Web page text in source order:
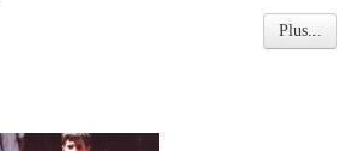
Plus...